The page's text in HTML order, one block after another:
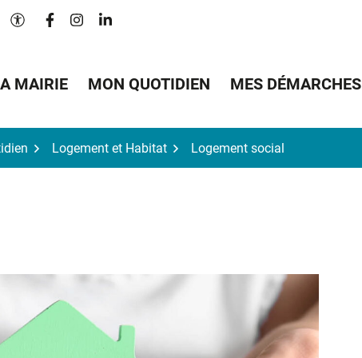
Paramètres d'accessibilité
Lien vers le compte Facebook
Lien vers le compte Instagram
Lien vers le compte Linkedin
MAIRIE MON QUOTIDIEN MES DÉMARCHES
Logement et Habitat Logement social